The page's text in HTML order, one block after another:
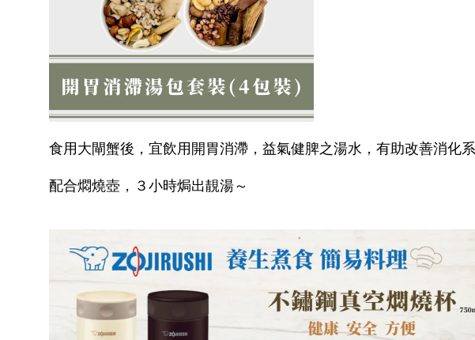
食用大閘蟹後，宜飲用開胃消滯，益氣健脾之湯水，有助改善消化系
配合燜燒壺，３小時焗出靚湯～